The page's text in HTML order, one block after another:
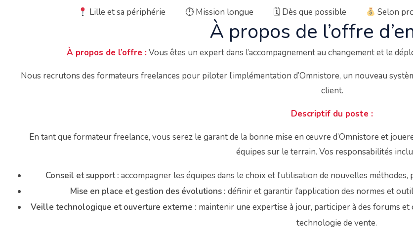
Lille et sa périphérie ⏱ Mission longue 🗓 Dès que possible Selon
À propos de l’offre
À propos de l’offre :Vous êtes un expert dans l’accompagnement au changement et le
Nous recrutons des formateurs freelances pour piloter l’implémentation d’Omnistore, un nouveau
client.
Descriptif du poste :
En tant que formateur freelance, vous serez le garant de la bonne mise en œuvre d’Omnistore et
équipes sur le terrain. Vos responsabilités
Conseil et support : accompagner les équipes dans le choix et l’utilisation de nouvelles
Mise en place et gestion des évolutions : définir et garantir l’application des normes et
Veille technologique et ouverture externe : maintenir une expertise à jour, participer à des forums
technologie de vente.